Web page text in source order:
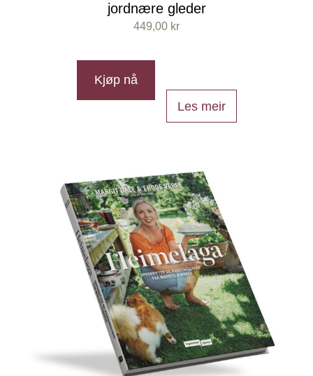
jordnære gleder
449,00 kr
Kjøp nå
Les meir